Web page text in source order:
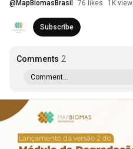
@ MapBiomasBrasil 76 likes 1K
Subscribe
Comments 2
Comment...